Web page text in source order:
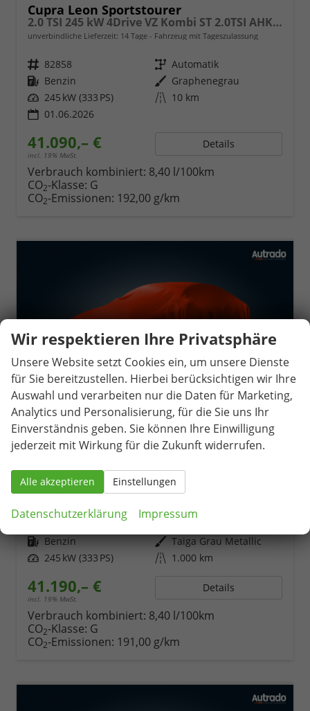
Cupra Leon Sportstourer
2.0 TSI 245 kW 4Drive VZ Kombi ST 2.0TSI AHK Sound ACC Pano
unverbindliche Lieferzeit: 14 Tage Fahrzeug mit Tageszulassung
Fahrzeugnr. 82858 Getriebe Automatik
Kraftstoff Benzin Außenfarbe Graphenegrau
Leistung 245 kW (333 PS) Kilometerstand 10 km
01.06.2026
41.090,– €
incl. 19% MwSt.
Details
Verbrauch kombiniert: 8,40 l/100km
CO2-Klasse: G
CO2-Emissionen: 192,00 g/km
Cupra Leon Sportstourer
VZ 2.0 TSI 7-Gang-DSG 4Drive
unverbindliche Lieferzeit:15.11.2026 Neuwagen
Kraftstoff Benzin Außenfarbe Taiga Grau Metallic
Leistung 245 kW (333 PS) Kilometerstand 1.000 km
41.190,– €
incl. 19% MwSt.
Details
Verbrauch kombiniert: 8,40 l/100km
CO2-Klasse: G
CO2-Emissionen: 191,00 g/km
Wir respektieren Ihre Privatsphäre
Unsere Website setzt Cookies ein, um unsere Dienste
für Sie bereitzustellen. Hierbei berücksichtigen wir Ihre
Auswahl und verarbeiten nur die Daten für Marketing,
Analytics und Personalisierung, für die Sie uns Ihr
Einverständnis geben. Sie können Ihre Einwilligung
jederzeit mit Wirkung für die Zukunft widerrufen.
Alle akzeptieren Einstellungen
Datenschutzerklärung Impressum